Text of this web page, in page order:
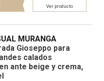
Ver producto
MURANGA
Gioseppo para
calados
ante beige y crema,